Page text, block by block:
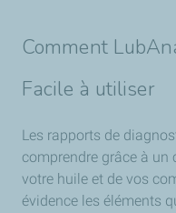
Comment
Facile à utiliser
Les rapports de
comprendre grâce à un
votre huile et de vos
évidence les éléments